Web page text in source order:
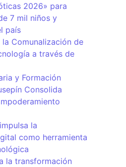
2026» para
7 mil niños y
país
la Comunalización de
a través de
y Formación
Consolida
la
como herramienta
la transformación